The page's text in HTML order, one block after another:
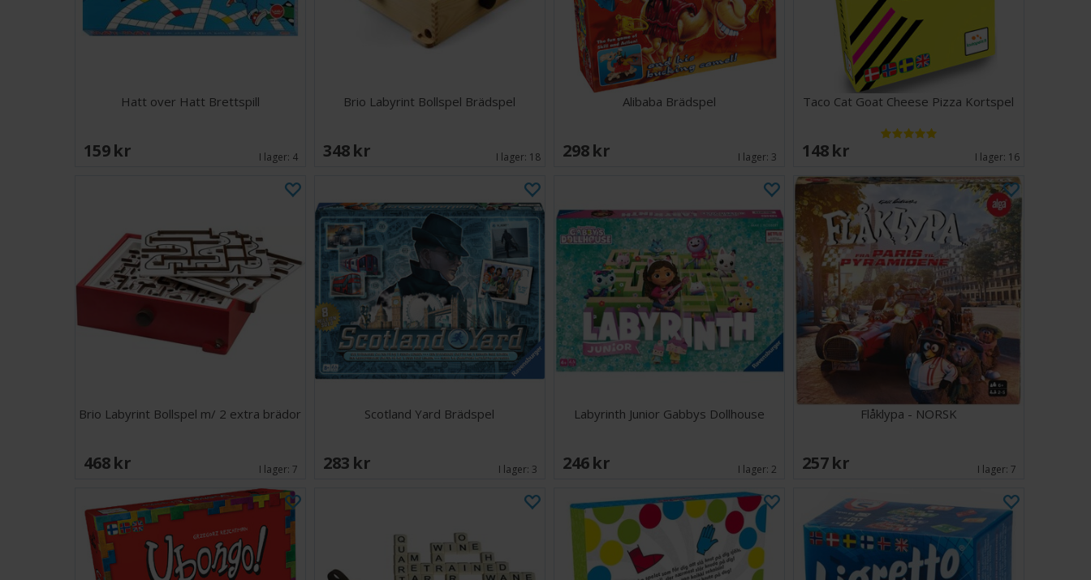
Hatt over Hatt Brettspill
159 SEK I lager: 4
Brio Labyrint Bollspel Brädspel
348 SEK I lager: 18
Alibaba Brädspel
298 SEK I lager: 3
Taco Cat Goat Cheese Pizza Kortspel
148 SEK I lager: 16
Brio Labyrint Bollspel m/ 2 extra brädor
468 SEK I lager:7
Scotland Yard Brädspel
283 SEK I lager: 3
Labyrinth Junior Gabbys Dollhouse
246 SEK I lager:2
Flåklypa - NORSK
257 SEK I lager:7